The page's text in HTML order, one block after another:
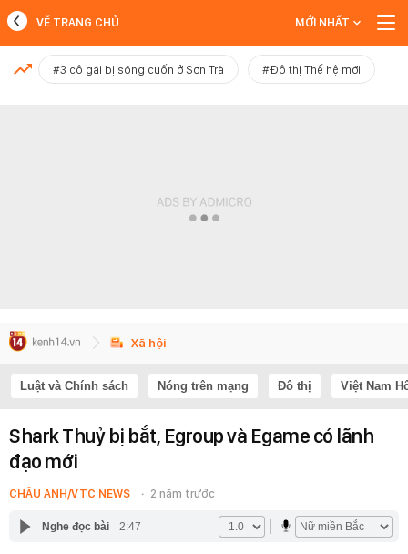
MỚI NHẤT
VỀ TRANG CHỦ MỚI NHẤT
#3 cô gái bị sóng cuốn ở Sơn Trà #Đô thị Thế hệ mới
Xã hội
Luật và Chính sách Nóng trên mạng Đô thị Việt Nam
Shark Thuỷ bị bắt, Egroup và Egame có lãnh
đạo mới
CHÂU ANH/VTC NEWS 2 năm trước
Nghe đọc bài 2:47